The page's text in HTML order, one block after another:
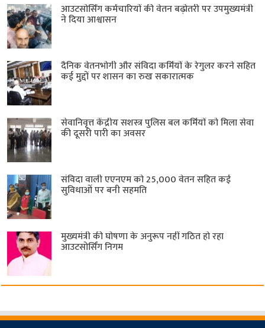
आउटसोर्सिंग कर्मचारियों की वेतन बढ़ोतरी पर उपमुख्यमंत्री
ने दिया आश्वासन
दैनिक वेतनभोगी और संविदा कर्मियों के रेगुलर करने सहित
कई मुद्दों पर शासन का रुख सकारात्मक
सेवानिवृत्त केंद्रीय सशस्त्र पुलिस बल ​कर्मियों को मिला सेवा
की दूसरी पारी का अवसर
संविदा वाली एएनएम को 25,000 वेतन सहित कई
सुविधाओं पर बनी सहमति
मुख्यमंत्री की घोषणा के अनुरूप नहीं गठित हो रहा
आउटसोर्सिंग निगम